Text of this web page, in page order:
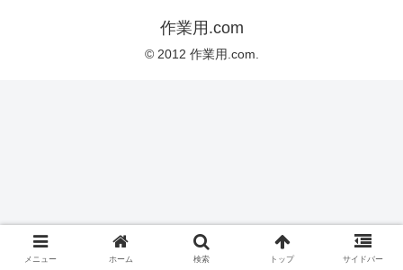
作業用.com
© 2012 作業用.com.
メニュー ホーム 検索 トップ サイドバー